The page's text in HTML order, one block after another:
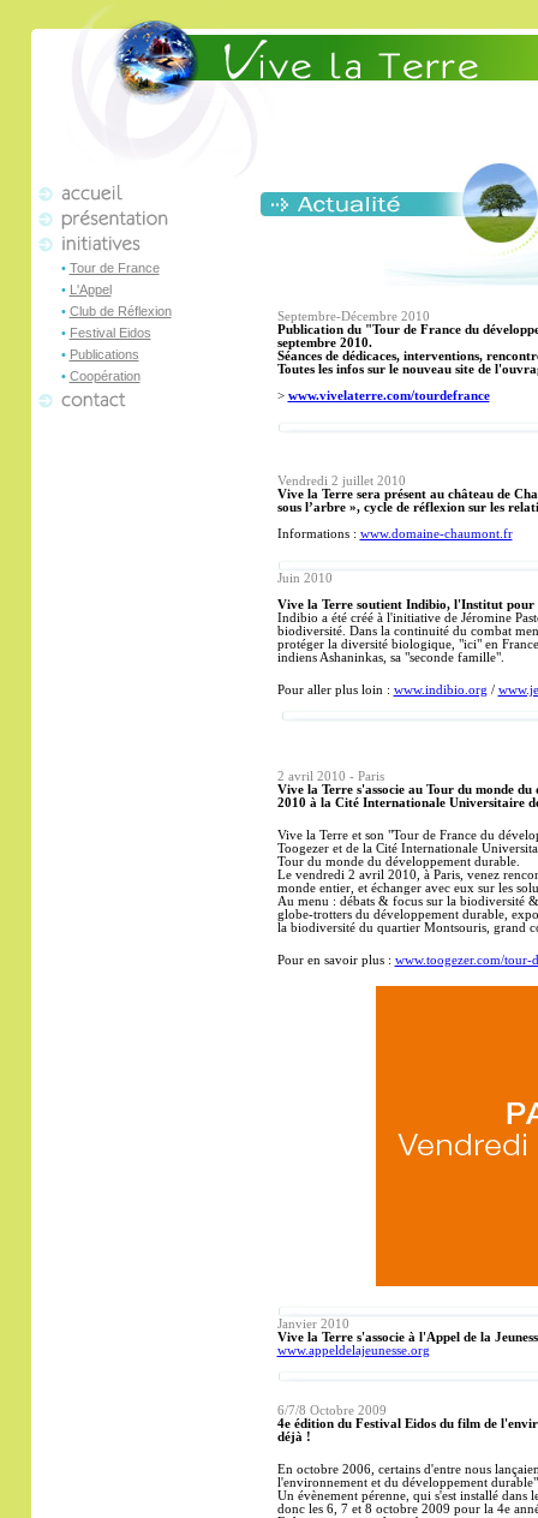
• Tour de France
• L'Appel
• Club de Réflexion
• Festival Eidos
• Publications
• Coopération
Septembre-Décembre 2010
Publication du "Tour de France du
septembre 2010.
Séances de dédicaces, interventions,
Toutes les infos sur le nouveau site de
> www.vivelaterre.com/tourdefrance
Vendredi 2 juillet2010
Vive la Terre sera présent au château de
sous l’arbre », cycle de réflexion sur les
Informations : www.domaine-chaumont.fr
Juin 2010
Vive la Terre soutientIndibio, l'Institut pour
Indibio a été créé à l'initiative de Jéromine
biodiversité. Dans la continuité du combat
protéger la diversité biologique, "ici" en
indiens Ashaninkas, sa "seconde famille".
Pour aller plus loin : www.indibio.org /
2 avril 2010 - Paris
Vive la Terre s'associe au Tour du monde du
2010 à la Cité Internationale Universitaire
Vive la Terre et son "Tour de France du
Toogezer et de la Cité Internationale
Tour du monde du développement durable.
Le vendredi 2 avril 2010, à Paris, venez
monde entier, et échanger avec eux sur les
Au menu : débats & focus sur la biodiversité
globe-trotters du développement durable,
la biodiversité du quartier Montsouris, grand
Pour en savoir plus : www.toogezer.com/tour-
Janvier 2010
Vive la Terre s'associe à l'Appel de la
www.appeldelajeunesse.org
6/7/8 Octobre2009
4e édition du Festival Eidos du film de
déjà !
En octobre 2006, certains d'entre nous
l'environnement et du développement
Un évènement pérenne, qui s'est installé dans
donc les 6, 7 et 8 octobre 2009 pour la 4e